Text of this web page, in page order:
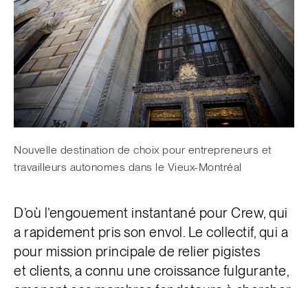
Nouvelle destination de choix pour entrepreneurs et
travailleurs autonomes dans le Vieux-Montréal
D’où l’engouement instantané pour Crew, qui
a rapidement pris son envol. Le collectif, qui a
pour mission principale de relier pigistes
et clients, a connu une croissance fulgurante,